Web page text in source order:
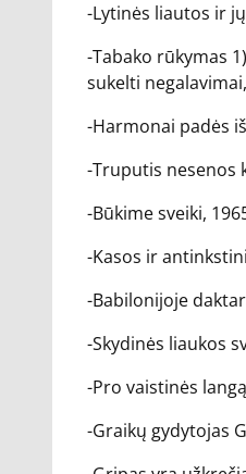
-Lytinės liautos ir
-Tabako rūkymas
sukelti
-Harmonai padės
-Truputis nesenos
-Būkime sveiki,
-Kasos ir
-Babilonijoje
-Skydinės liaukos
-Pro vaistinės
-Graikų gydytojas